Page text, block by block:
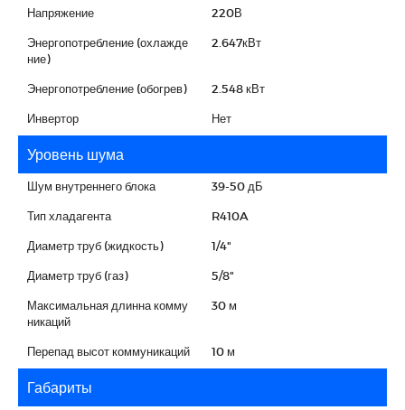
Напряжение 220В
Энергопотребление (охлажде
ние)
2.647кВт
Энергопотребление (обогрев) 2.548 кВт
Инвертор Нет
Уровень шума
Шум внутреннего блока 39-50 дБ
Тип хладагента R410A
Диаметр труб (жидкость) 1/4"
Диаметр труб (газ) 5/8"
Максимальная длинна комму
никаций
30 м
Перепад высот коммуникаций 10 м
Габариты